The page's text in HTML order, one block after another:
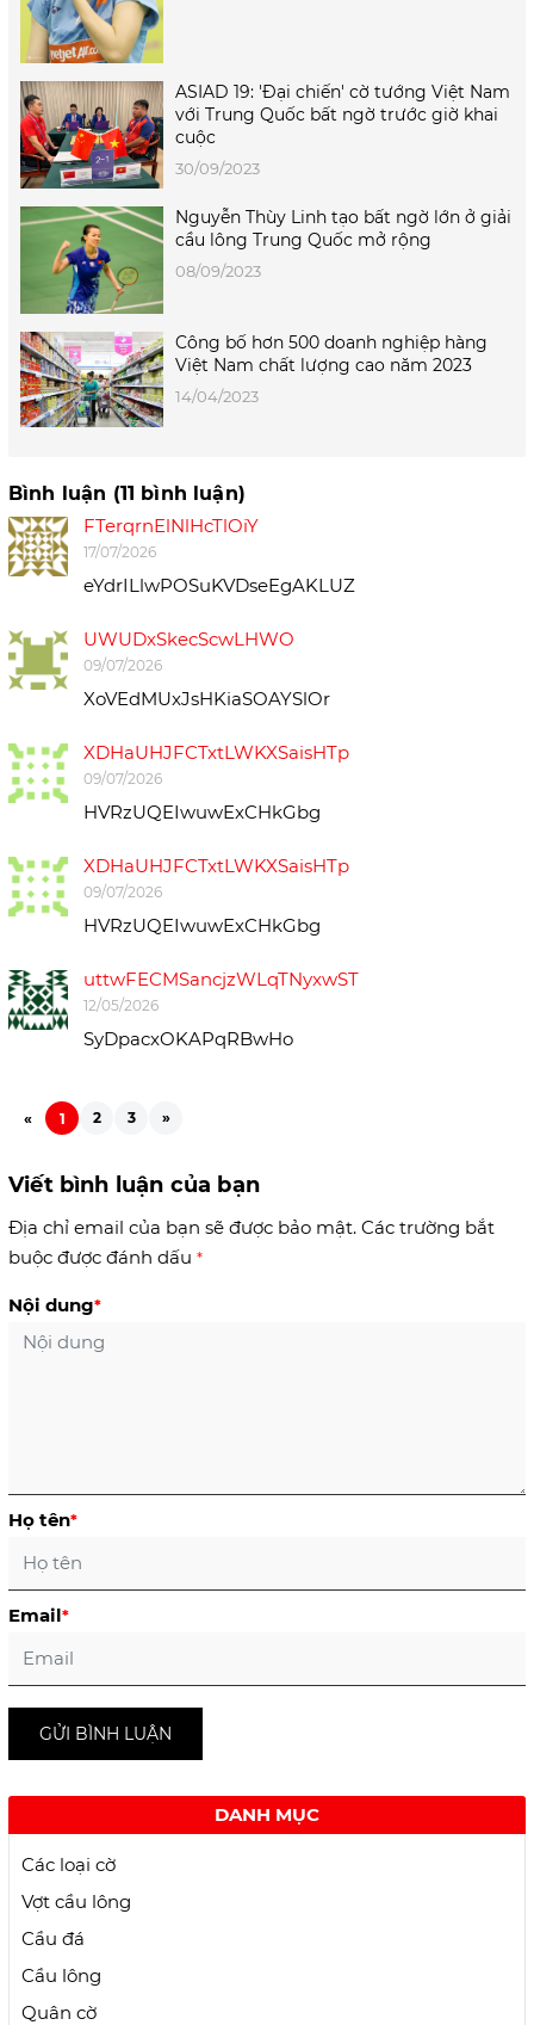
ASIAD 19: 'Đại chiến' cờ tướng Việt Nam
với Trung Quốc bất ngờ trước giờ khai
cuộc
30/09/2023
Nguyễn Thùy Linh tạo bất ngờ lớn ở giải
cầu lông Trung Quốc mở rộng
08/09/2023
Công bố hơn 500 doanh nghiệp hàng
Việt Nam chất lượng cao năm 2023
14/04/2023
Bình luận (11 bình luận)
FTerqrnElNlHcTlOiY
17/07/2026
eYdrILlwPOSuKVDseEgAKLUZ
UWUDxSkecScwLHWO
09/07/2026
XoVEdMUxJsHKiaSOAYSlOr
XDHaUHJFCTxtLWKXSaisHTp
09/07/2026
HVRzUQEIwuwExCHkGbg
XDHaUHJFCTxtLWKXSaisHTp
09/07/2026
HVRzUQEIwuwExCHkGbg
uttwFECMSancjzWLqTNyxwST
12/05/2026
SyDpacxOKAPqRBwHo
« 1 2 3 »
Viết bình luận của bạn
Địa chỉ email của bạn sẽ được bảo mật. Các trường bắt
buộc được đánh dấu *
Nội dung*
Họ tên*
Email*
GỬI BÌNH LUẬN
DANH MỤC
Các loại cờ
Vợt cầu lông
Cầu đá
Cầu lông
Quân cờ